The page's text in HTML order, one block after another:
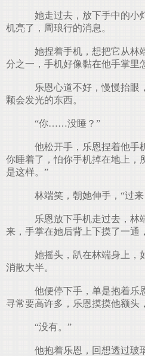
她走过去，放下手中的小
机亮了，周琅行的消息。
她捏着手机，想把它从林
分之一，手机好像黏在他手掌里
乐恩心道不好，慢慢抬眼
颗会发光的东西。
“你……没睡？”
他松开手，乐恩捏着他手
你睡着了，怕你手机掉在地上
是这样。”
林端笑，朝她伸手，“过来
乐恩放下手机走过去，林
来，手掌在她后背上下摸了一通
她摇头，趴在林端身上，
消散大半。
他便停下手，单是抱着乐
寻常要高许多，乐恩摸摸他额头
“没有。”
他抱着乐恩，回想透过玻